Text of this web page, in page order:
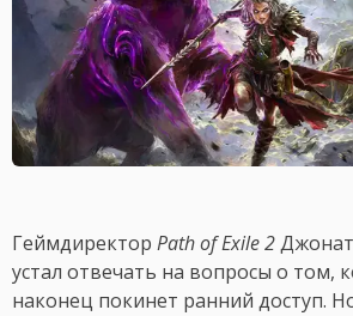
Геймдиректор Path of Exile 2
устал отвечать на вопросы о том,
наконец покинет ранний доступ.